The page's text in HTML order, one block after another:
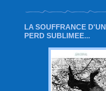
LA SOUFFRANCE D'UN
PERD SUBLIMEE...